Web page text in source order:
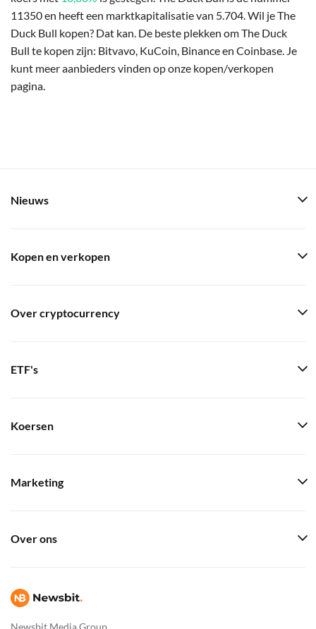
11350 en heeft een marktkapitalisatie van 5.704. Wil je The
Duck Bull kopen? Dat kan. De beste plekken om The Duck
Bull te kopen zijn: Bitvavo, KuCoin, Binance en Coinbase. Je
kunt meer aanbieders vinden op onze kopen/verkopen
pagina.
Newsbit Media Group
Nieuws
Kopen en verkopen
Over cryptocurrency
ETF's
Koersen
Marketing
Over ons